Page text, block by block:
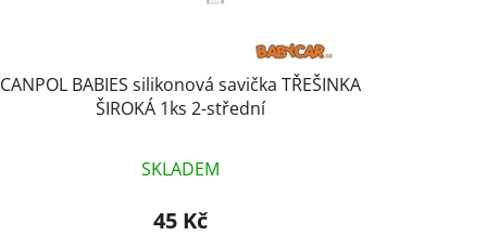
CANPOL BABIES silikonová savička TŘEŠINKA
ŠIROKÁ 1ks 2-střední
SKLADEM
45 Kč